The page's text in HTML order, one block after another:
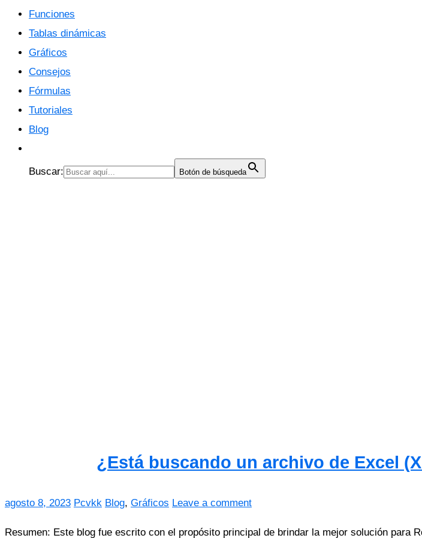
Funciones
Tablas dinámicas
Gráficos
Consejos
Fórmulas
Tutoriales
Blog
Buscar: Botón de búsqueda
¿Está buscando un archivo de Excel
agosto 8, 2023 Pcvkk Blog, Gráficos Leave a comment
Resumen: Este blog fue escrito con el propósito principal de brindar la mejor solución para